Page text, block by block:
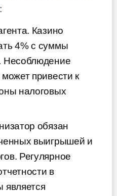
Казино
4% с суммы
Несоблюдение
привести к
налоговых
обязан
выигрышей и
Регулярное
в
является